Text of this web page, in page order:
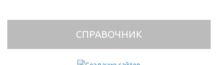
СПРАВОЧНИК